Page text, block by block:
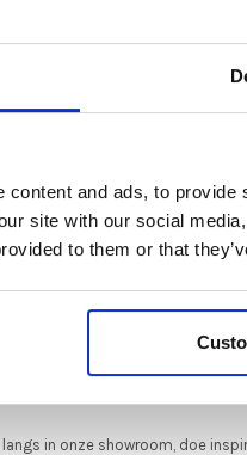
content and ads, to
site with our social
to them or that
De Summer Sale bij
In onze showroom vind je een
Nederlandse en
om jouw favoriete
met de kwaliteit, het comfort en
langs in onze showroom, doe